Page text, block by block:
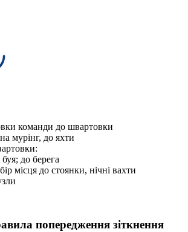
команди до швартовки
мурінг, до яхти
до берега
місця до стоянки, нічні вахти
попередження зіткнення